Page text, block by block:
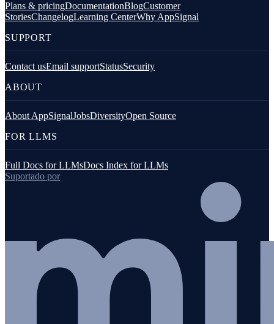
Plans & pricingDocumentationBlogCustomer
StoriesChangelogLearning CenterWhy AppSignal
SUPPORT
Contact usEmail supportStatusSecurity
ABOUT
About AppSignalJobsDiversityOpen Source
FOR LLMS
Full Docs for LLMsDocs Index for LLMs
Suportado por